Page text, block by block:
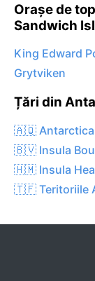
Orașe de
Sandwich
King Edward
Grytviken
Țări din
🇦🇶 Antarctica
🇧🇻 Insula
🇭🇲 Insula
🇹🇫 Teritoriile